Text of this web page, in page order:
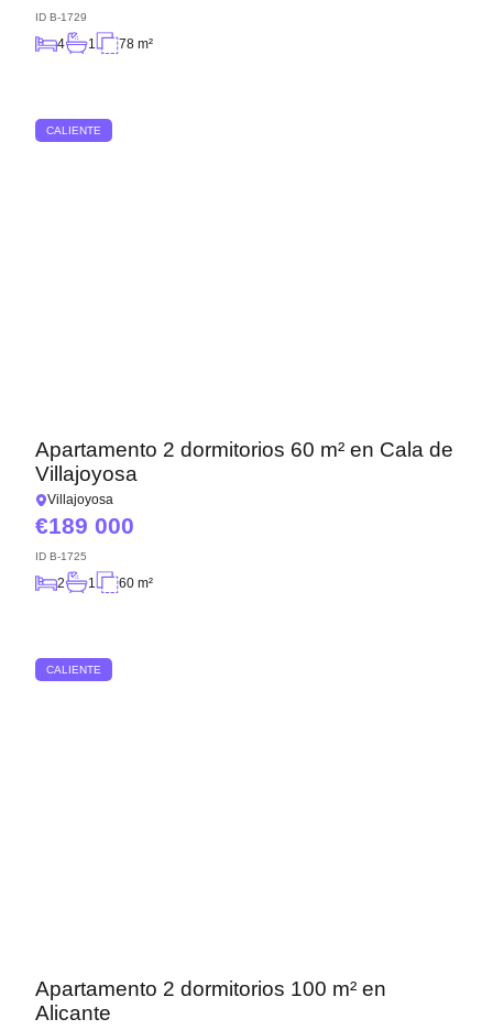
ID B-1729
4 1 78 m²
CALIENTE
Apartamento 2 dormitorios 60 m² en Cala de
Villajoyosa
Villajoyosa
189 000
ID B-1725
2 1 60 m²
CALIENTE
Apartamento 2 dormitorios 100 m² en
Alicante